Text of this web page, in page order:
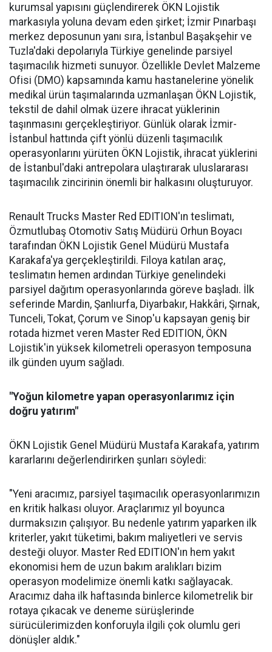
kurumsal yapısını güçlendirerek ÖKN Lojistik
markasıyla yoluna devam eden şirket; İzmir Pınarbaşı
merkez deposunun yanı sıra, İstanbul Başakşehir ve
Tuzla'daki depolarıyla Türkiye genelinde parsiyel
taşımacılık hizmeti sunuyor. Özellikle Devlet Malzeme
Ofisi (DMO) kapsamında kamu hastanelerine yönelik
medikal ürün taşımalarında uzmanlaşan ÖKN Lojistik,
tekstil de dahil olmak üzere ihracat yüklerinin
taşınmasını gerçekleştiriyor. Günlük olarak İzmir-
İstanbul hattında çift yönlü düzenli taşımacılık
operasyonlarını yürüten ÖKN Lojistik, ihracat yüklerini
de İstanbul'daki antrepolara ulaştırarak uluslararası
taşımacılık zincirinin önemli bir halkasını oluşturuyor.
Renault Trucks Master Red EDITION'ın teslimatı,
Özmutlubaş Otomotiv Satış Müdürü Orhun Boyacı
tarafından ÖKN Lojistik Genel Müdürü Mustafa
Karakafa'ya gerçekleştirildi. Filoya katılan araç,
teslimatın hemen ardından Türkiye genelindeki
parsiyel dağıtım operasyonlarında göreve başladı. İlk
seferinde Mardin, Şanlıurfa, Diyarbakır, Hakkâri, Şırnak,
Tunceli, Tokat, Çorum ve Sinop'u kapsayan geniş bir
rotada hizmet veren Master Red EDITION, ÖKN
Lojistik'in yüksek kilometreli operasyon temposuna
ilk günden uyum sağladı.
"Yoğun kilometre yapan operasyonlarımız için
doğru yatırım"
ÖKN Lojistik Genel Müdürü Mustafa Karakafa, yatırım
kararlarını değerlendirirken şunları söyledi:
"Yeni aracımız, parsiyel taşımacılık operasyonlarımızın
en kritik halkası oluyor. Araçlarımız yıl boyunca
durmaksızın çalışıyor. Bu nedenle yatırım yaparken ilk
kriterler, yakıt tüketimi, bakım maliyetleri ve servis
desteği oluyor. Master Red EDITION'ın hem yakıt
ekonomisi hem de uzun bakım aralıkları bizim
operasyon modelimize önemli katkı sağlayacak.
Aracımız daha ilk haftasında binlerce kilometrelik bir
rotaya çıkacak ve deneme sürüşlerinde
sürücülerimizden konforuyla ilgili çok olumlu geri
dönüşler aldık."